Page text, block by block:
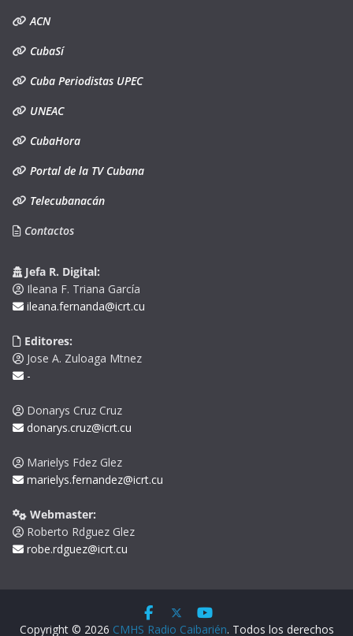
ACN
CubaSí
Cuba Periodistas UPEC
UNEAC
CubaHora
Portal de la TV Cubana
Telecubanacán
Contactos
Jefa R. Digital:
Ileana F. Triana García
ileana.fernanda@icrt.cu
Editores:
Jose A. Zuloaga Mtnez
-
Donarys Cruz Cruz
donarys.cruz@icrt.cu
Marielys Fdez Glez
marielys.fernandez@icrt.cu
Webmaster:
Roberto Rdguez Glez
robe.rdguez@icrt.cu
Copyright © 2026 CMHS Radio Caibarién. Todos los derechos